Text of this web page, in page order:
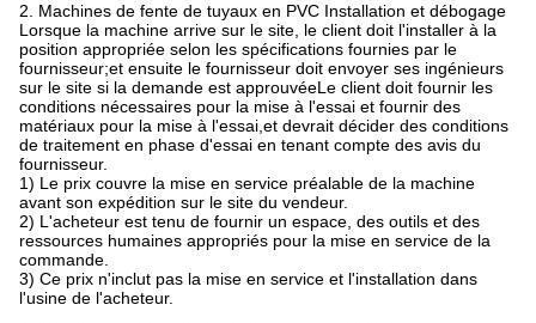
2. Machines de fente de tuyaux en PVC Installation et débogage
Lorsque la machine arrive sur le site, le client doit l'installer à la
position appropriée selon les spécifications fournies par le
fournisseur;et ensuite le fournisseur doit envoyer ses ingénieurs
sur le site si la demande est approuvéeLe client doit fournir les
conditions nécessaires pour la mise à l'essai et fournir des
matériaux pour la mise à l'essai,et devrait décider des conditions
de traitement en phase d'essai en tenant compte des avis du
fournisseur.
1) Le prix couvre la mise en service préalable de la machine
avant son expédition sur le site du vendeur.
2) L'acheteur est tenu de fournir un espace, des outils et des
ressources humaines appropriés pour la mise en service de la
commande.
3) Ce prix n'inclut pas la mise en service et l'installation dans
l'usine de l'acheteur.